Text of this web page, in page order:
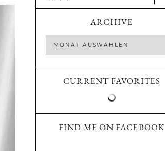
ARCHIVE
CURRENT FAVORITES
FIND ME ON FACEBOOK